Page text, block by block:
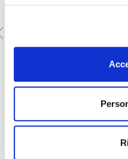
Tappi esagonali in
29/32
073-001069
: x u.
Il mio prezzo: Acquista